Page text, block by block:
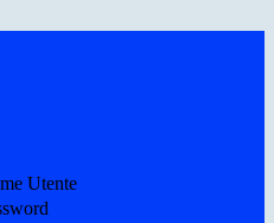
Utente